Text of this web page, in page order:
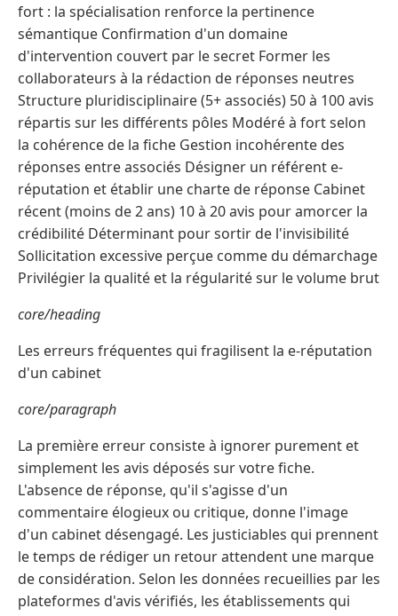
fort : la spécialisation renforce la pertinence
sémantique Confirmation d'un domaine
d'intervention couvert par le secret Former les
collaborateurs à la rédaction de réponses neutres
Structure pluridisciplinaire (5+ associés) 50 à 100 avis
répartis sur les différents pôles Modéré à fort selon
la cohérence de la fiche Gestion incohérente des
réponses entre associés Désigner un référent e-
réputation et établir une charte de réponse Cabinet
récent (moins de 2 ans) 10 à 20 avis pour amorcer la
crédibilité Déterminant pour sortir de l'invisibilité
Sollicitation excessive perçue comme du démarchage
Privilégier la qualité et la régularité sur le volume brut
core/heading
Les erreurs fréquentes qui fragilisent la e-réputation
d'un cabinet
core/paragraph
La première erreur consiste à ignorer purement et
simplement les avis déposés sur votre fiche.
L'absence de réponse, qu'il s'agisse d'un
commentaire élogieux ou critique, donne l'image
d'un cabinet désengagé. Les justiciables qui prennent
le temps de rédiger un retour attendent une marque
de considération. Selon les données recueillies par les
plateformes d'avis vérifiés, les établissements qui